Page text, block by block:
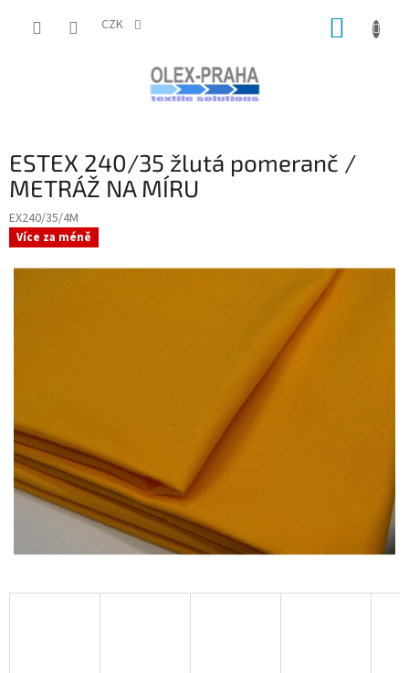
CZK
ESTEX 240/35 žlutá pomeranč /
METRÁŽ NA MÍRU
EX240/35/4M
Více za méně